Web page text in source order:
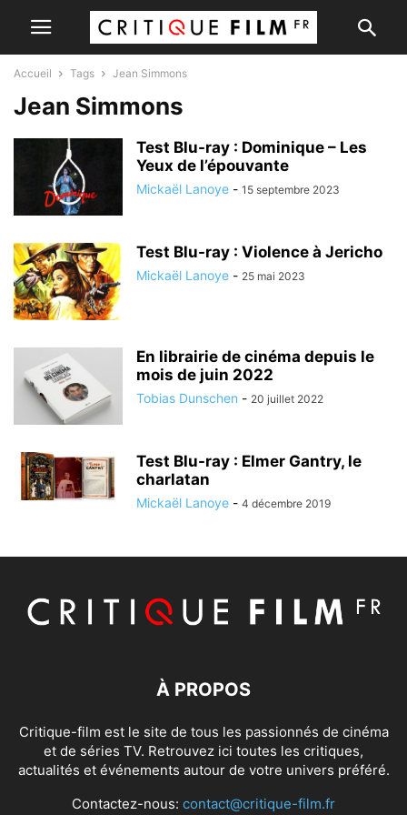
Accueil Tags Jean Simmons
Jean Simmons
Test Blu-ray : Dominique – Les
Yeux de l’épouvante
Mickaël Lanoye - 15 septembre 2023
Test Blu-ray : Violence à Jericho
Mickaël Lanoye - 25 mai 2023
En librairie de cinéma depuis le
mois de juin 2022
Tobias Dunschen - 20 juillet 2022
Test Blu-ray : Elmer Gantry, le
charlatan
Mickaël Lanoye - 4 décembre 2019
À PROPOS
Critique-film est le site de tous les passionnés de cinéma
et de séries TV. Retrouvez ici toutes les critiques,
actualités et événements autour de votre univers préféré.
Contactez-nous: contact@critique-film.fr